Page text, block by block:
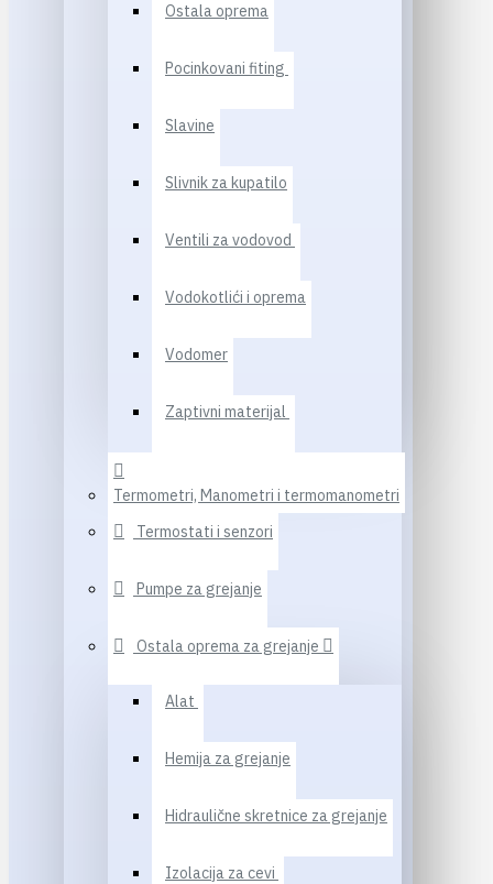
Ostala oprema
Pocinkovani fiting
Slavine
Slivnik za kupatilo
Ventili za vodovod
Vodokotlići i oprema
Vodomer
Zaptivni materijal
Termometri, Manometri i termomanometri
Termostati i senzori
Pumpe za grejanje
Ostala oprema za grejanje
Alat
Hemija za grejanje
Hidraulične skretnice za grejanje
Izolacija za cevi